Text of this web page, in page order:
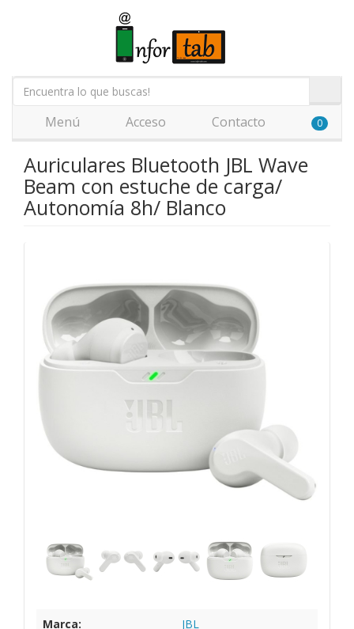
Menú Acceso Contacto 0
Auriculares Bluetooth JBL Wave
Beam con estuche de carga/
Autonomía 8h/ Blanco
Marca:
JBL